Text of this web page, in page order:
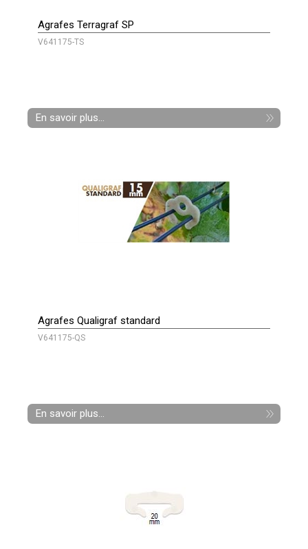
Agrafes Terragraf SP
V641175-TS
En savoir plus...
Agrafes Qualigraf standard
V641175-QS
En savoir plus...